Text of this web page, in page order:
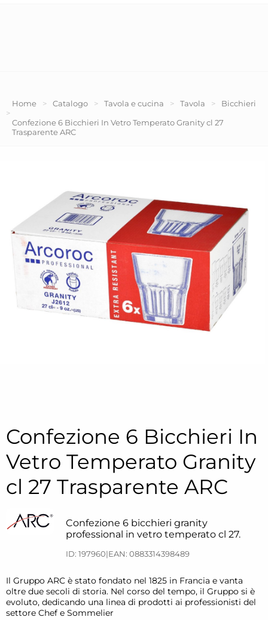
Home > Catalogo > Tavola e cucina > Tavola >
Bicchieri
>
Confezione 6 Bicchieri In Vetro Temperato Granity cl 27
Trasparente ARC
Confezione 6 Bicchieri In
Vetro Temperato Granity
cl 27 Trasparente ARC
Confezione 6 bicchieri granity
professional in vetro temperato cl 27.
ID: 197960|EAN: 0883314398489
Il Gruppo ARC è stato fondato nel 1825 in Francia e vanta
oltre due secoli di storia. Nel corso del tempo, il Gruppo si è
evoluto, dedicando una linea di prodotti ai professionisti del
settore Chef e Sommelier